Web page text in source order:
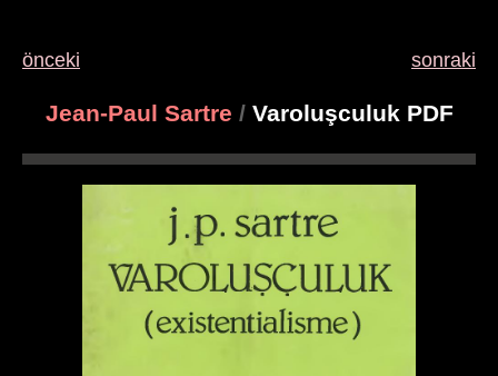
önceki sonraki
Jean-Paul Sartre /Varoluşculuk PDF